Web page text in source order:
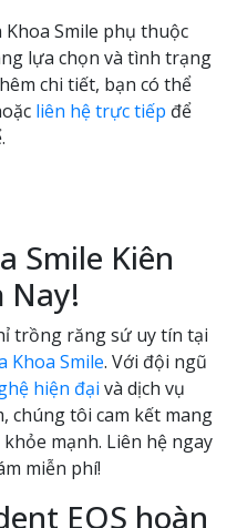
Smile phụ thuộc
lựa chọn và tình trạng
chi tiết, bạn có thể
liên hệ trực tiếp để
Smile Kiên
Nay!
trồng răng sứ uy tín tại
Khoa Smile. Với đội ngũ
hiện đại và dịch vụ
chúng tôi cam kết mang
mạnh. Liên hệ ngay
miễn phí!
EOS hoàn